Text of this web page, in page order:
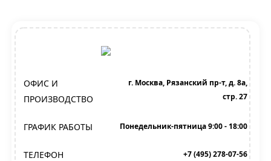
ОФИС И
ПРОИЗВОДСТВО
г. Москва, Рязанский пр-т, д. 8а,
стр. 27
ГРАФИК РАБОТЫ Понедельник-пятница 9:00 - 18:00
ТЕЛЕФОН +7 (495) 278-07-56